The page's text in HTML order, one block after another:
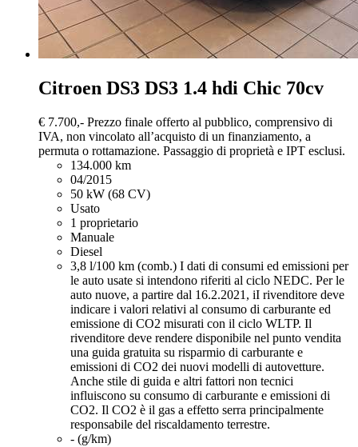
Citroen DS3 DS3 1.4 hdi Chic 70cv
€ 7.700,- Prezzo finale offerto al pubblico, comprensivo di
IVA, non vincolato all’acquisto di un finanziamento, a
permuta o rottamazione. Passaggio di proprietà e IPT esclusi.
134.000 km
04/2015
50 kW (68 CV)
Usato
1 proprietario
Manuale
Diesel
3,8 l/100 km (comb.) I dati di consumi ed emissioni per
le auto usate si intendono riferiti al ciclo NEDC. Per le
auto nuove, a partire dal 16.2.2021, iI rivenditore deve
indicare i valori relativi al consumo di carburante ed
emissione di CO2 misurati con il ciclo WLTP. Il
rivenditore deve rendere disponibile nel punto vendita
una guida gratuita su risparmio di carburante e
emissioni di CO2 dei nuovi modelli di autovetture.
Anche stile di guida e altri fattori non tecnici
influiscono su consumo di carburante e emissioni di
CO2. Il CO2 è il gas a effetto serra principalmente
responsabile del riscaldamento terrestre.
- (g/km)